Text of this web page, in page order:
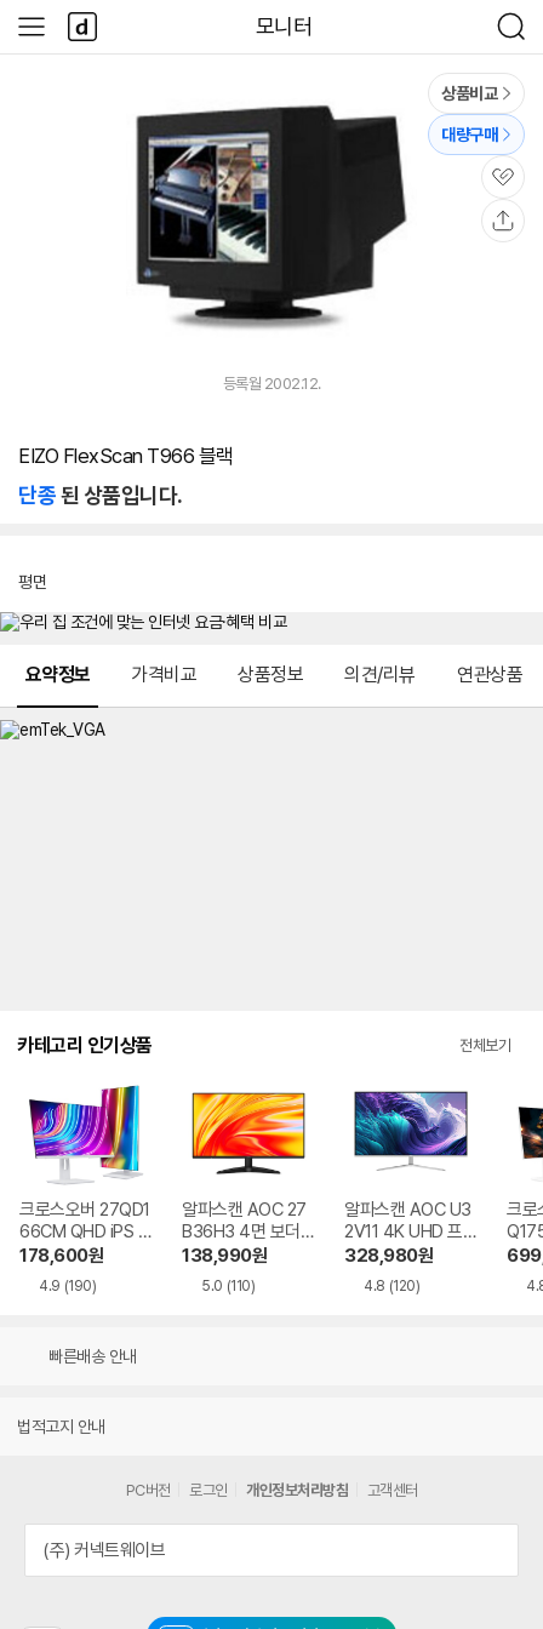
모니터
검
색
사
이
다
나
와
상품비교
대량구매
관
심
등록월 2002.12.
EIZO FlexScan T966 블랙
단종된 상품입니다.
평면
요약정보 가격비교 상품정보 의견/리뷰 연관상품
카테고리 인기상품 전체보기
크로스오버 27QD1
66CM QHD iPS U
SB-C 화이트 Ai 멀
티스탠드
178,600원
4.9 (190)
알파스캔 AOC 27
B36H3 4면 보더리
스 IPS 120 시력보
호 무결점
138,990원
5.0 (110)
알파스캔 AOC U3
2V11 4K UHD 프리
싱크 HDR 시력보호
무결점
328,980원
4.8 (120)
크로
Ai
빠른배송 안내
법적고지 안내
PC버전 로그인 개인정보처리방침 고객센터
(주) 커넥트웨이브